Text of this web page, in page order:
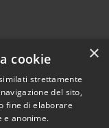
© 2026 • Comune di
×
cookie
strettamente
del sito,
fine di elaborare
e anonime.